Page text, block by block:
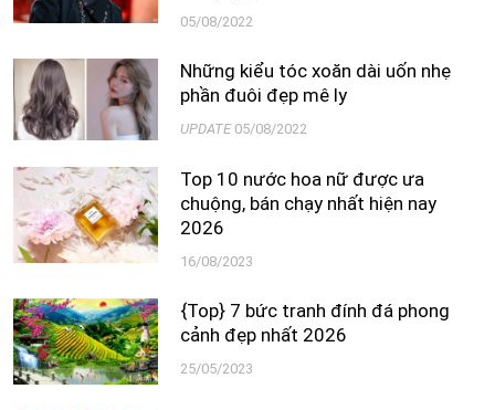
05/08/2022
Những kiểu tóc xoăn dài uốn nhẹ
phần đuôi đẹp mê ly
UPDATE 05/08/2022
Top 10 nước hoa nữ được ưa
chuộng, bán chạy nhất hiện nay
2026
16/08/2023
{Top} 7 bức tranh đính đá phong
cảnh đẹp nhất 2026
25/05/2023